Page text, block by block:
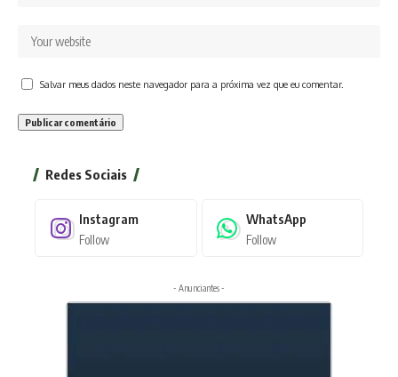
Salvar meus dados neste navegador para a próxima vez que eu comentar.
Redes Sociais
Instagram
Follow
WhatsApp
Follow
- Anunciantes -